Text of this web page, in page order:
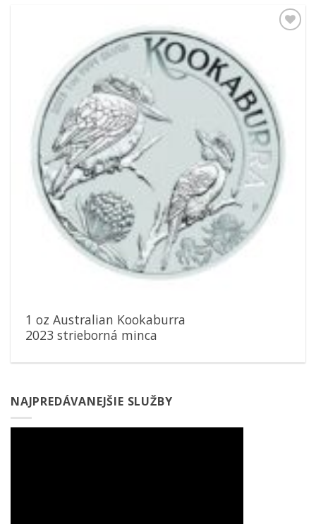
1 oz Australian Kookaburra
2023 strieborná minca
NAJPREDÁVANEJŠIE SLUŽBY